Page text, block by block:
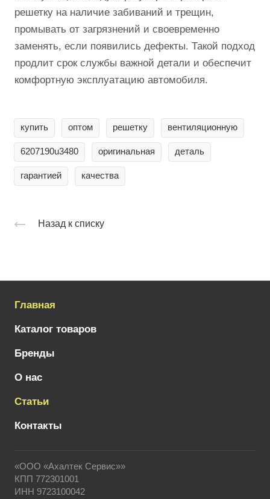
решетку на наличие забиваний и трещин,
промывать от загрязнений и своевременно
заменять, если появились дефекты. Такой подход
продлит срок службы важной детали и обеспечит
комфортную эксплуатацию автомобиля.
купить оптом решетку вентиляционную
6207190u3480 оригинальная деталь
гарантией качества
Назад к списку
Главная
Каталог товаров
Бренды
О нас
Статьи
Контакты
«ООО «Ахалтек Сервис»»
КПП 772301001
ИНН 9723100042